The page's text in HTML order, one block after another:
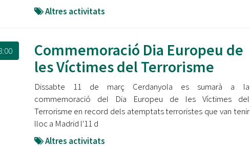
Altres activitats
Commemoració Dia Europeu de
les Víctimes del Terrorisme
Dissabte 11 de març Cerdanyola es sumarà a la
commemoració del Dia Europeu de les Víctimes del
Terrorisme en record dels atemptats terroristes que van tenir
lloc a Madrid l'11 d
Altres activitats